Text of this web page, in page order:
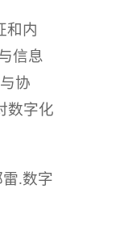
和内
信息
协
数字化
.数字